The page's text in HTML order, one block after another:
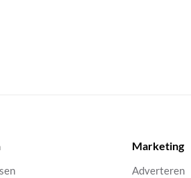
Marketing
Adverteren